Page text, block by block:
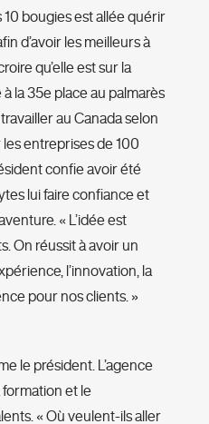
bougies est allée quérir
d’avoir les meilleurs à
qu’elle est sur la
la 35e place au palmarès
au Canada selon
entreprises de 100
confie avoir été
lui faire confiance et
« L’idée est
On réussit à avoir un
l’innovation, la
pour nos clients. »
le président. L’agence
et le
« Où veulent-ils aller